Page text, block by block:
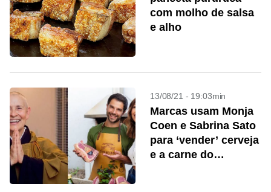
com molho de salsa
e alho
13/08/21 - 19:03min
Marcas usam Monja
Coen e Sabrina Sato
para ‘vender’ cerveja
e a carne do